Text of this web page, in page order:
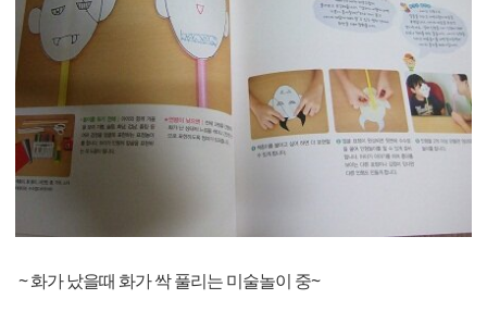
~ 화가 났을때 화가 싹 풀리는 미술놀이 중~